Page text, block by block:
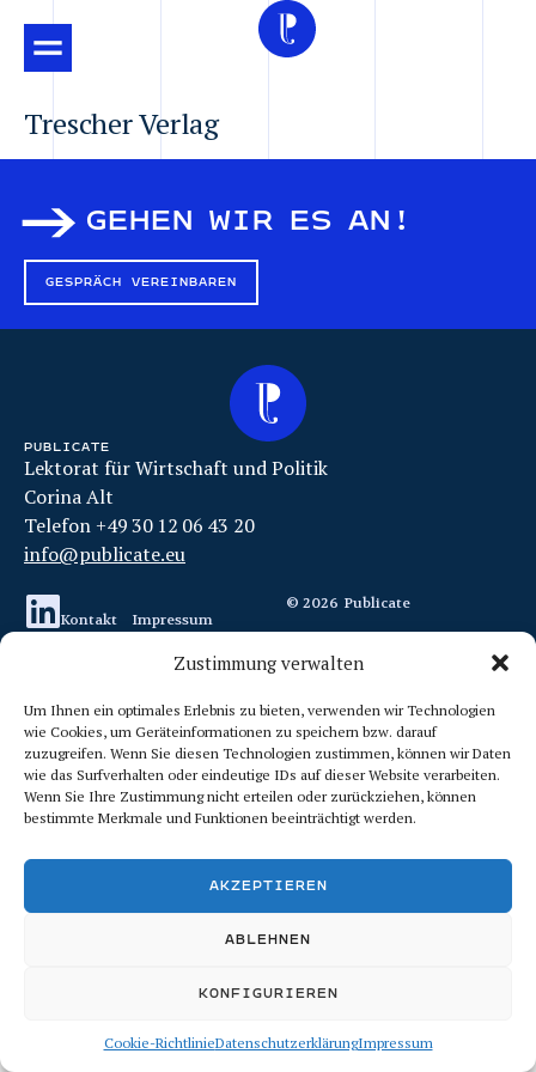
Zustimmung verwalten
Um Ihnen ein optimales Erlebnis zu bieten, verwenden wir Technologien
wie Cookies, um Geräteinformationen zu speichern bzw. darauf
zuzugreifen. Wenn Sie diesen Technologien zustimmen, können wir Daten
wie das Surfverhalten oder eindeutige IDs auf dieser Website verarbeiten.
Wenn Sie Ihre Zustimmung nicht erteilen oder zurückziehen, können
bestimmte Merkmale und Funktionen beeinträchtigt werden.
AKZEPTIEREN
ABLEHNEN
KONFIGURIEREN
Cookie-RichtlinieDatenschutzerklärungImpressum
Trescher Verlag
GEHEN WIR ES AN!
GESPRÄCH VEREINBAREN
PUBLICATE
Lektorat für Wirtschaft und Politik
Corina Alt
Telefon +49 30 12 06 43 20
info@publicate.eu
Kontakt Impressum
Datenschutzerklärung
Cookie-Richtlinie (EU)
© 2026 Publicate